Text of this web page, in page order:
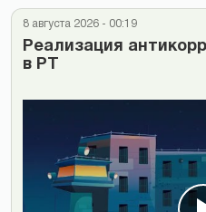
8 августа 2026 - 00:19
Реализация
в РТ